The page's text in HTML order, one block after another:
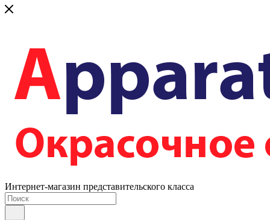
Интернет-магазин представительского класса